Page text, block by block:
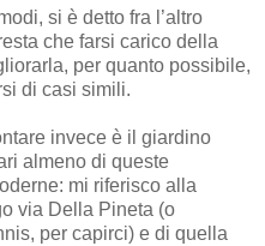
si è detto fra l’altro
che farsi carico della
per quanto possibile,
di casi simili.
invece è il giardino
almeno di queste
mi riferisco alla
via Della Pineta (o
per capirci) e di quella